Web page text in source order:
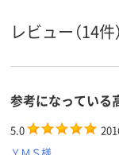
レビュー（14件）
参考になっている
5.0
ＹＭＳ様